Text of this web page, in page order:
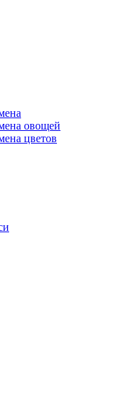
овощей
цветов